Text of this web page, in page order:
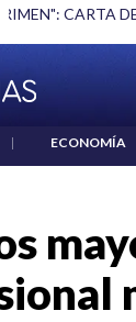
DE LA
| ECONOMÍA